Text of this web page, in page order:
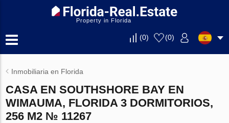
Property in Florida
(0) (0)
Inmobiliaria en Florida
CASA EN SOUTHSHORE BAY EN
WIMAUMA, FLORIDA 3 DORMITORIOS,
256 M2 № 11267